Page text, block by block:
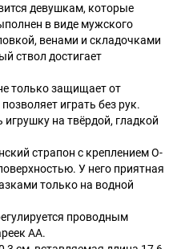
девушкам, которые
в виде мужского
венами и складочками
ствол достигает
только защищает от
играть без рук.
на твёрдой, гладкой
страпон с креплением O-
У него приятная
только на водной
проводным
АА.